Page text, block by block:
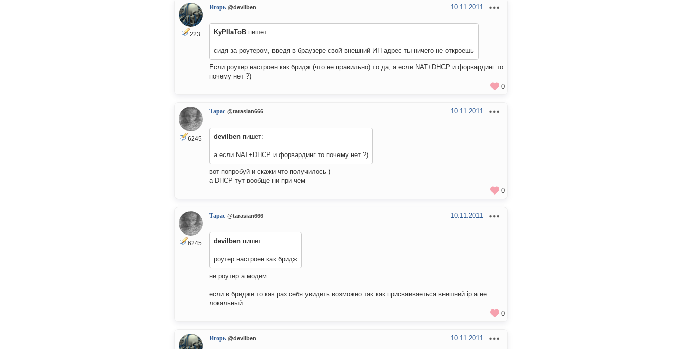
223
Игорь @devilben 10.11.2011
KyPIIaToB пишет:
сидя за роутером, введя в браузере свой внешний ИП адрес ты ничего не откроешь
Если роутер настроен как бридж (что не правильно) то да, а если NAT+DHCP и форвардинг то
почему нет ?)
0
6245
Тарас @tarasian666 10.11.2011
devilben пишет:
а если NAT+DHCP и форвардинг то почему нет ?)
вот попробуй и скажи что получилось )
а DHCP тут вообще ни при чем
0
6245
Тарас @tarasian666 10.11.2011
devilben пишет:
роутер настроен как бридж
не роутер а модем
если в бридже то как раз себя увидить возможно так как присваиваеться внешний ip а не
локальный
0
Игорь @devilben 10.11.2011